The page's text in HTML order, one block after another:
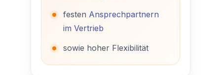
festen Ansprechpartnern
im Vertrieb
sowie hoher Flexibilität